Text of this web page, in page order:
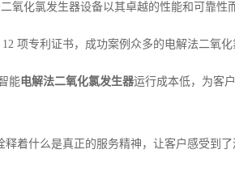
氧化氯发生器设备以其卓越的性能和可靠
12 项专利证书，成功案例众多的电解法二氧
能电解法二氧化氯发生器运行成本低，为客
释着什么是真正的服务精神，让客户感受到